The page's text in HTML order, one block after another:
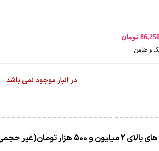
تومان
در انبار موجود نمی باشد
تومان(غیر حجمی)